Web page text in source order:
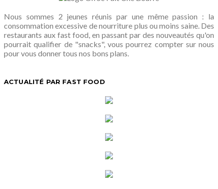
Nous sommes 2 jeunes réunis par une même passion : la
consommation excessive de nourriture plus ou moins saine. Des
restaurants aux fast food, en passant par des nouveautés qu'on
pourrait qualifier de "snacks", vous pourrez compter sur nous
pour vous donner tous nos bons plans.
ACTUALITÉ PAR FAST FOOD